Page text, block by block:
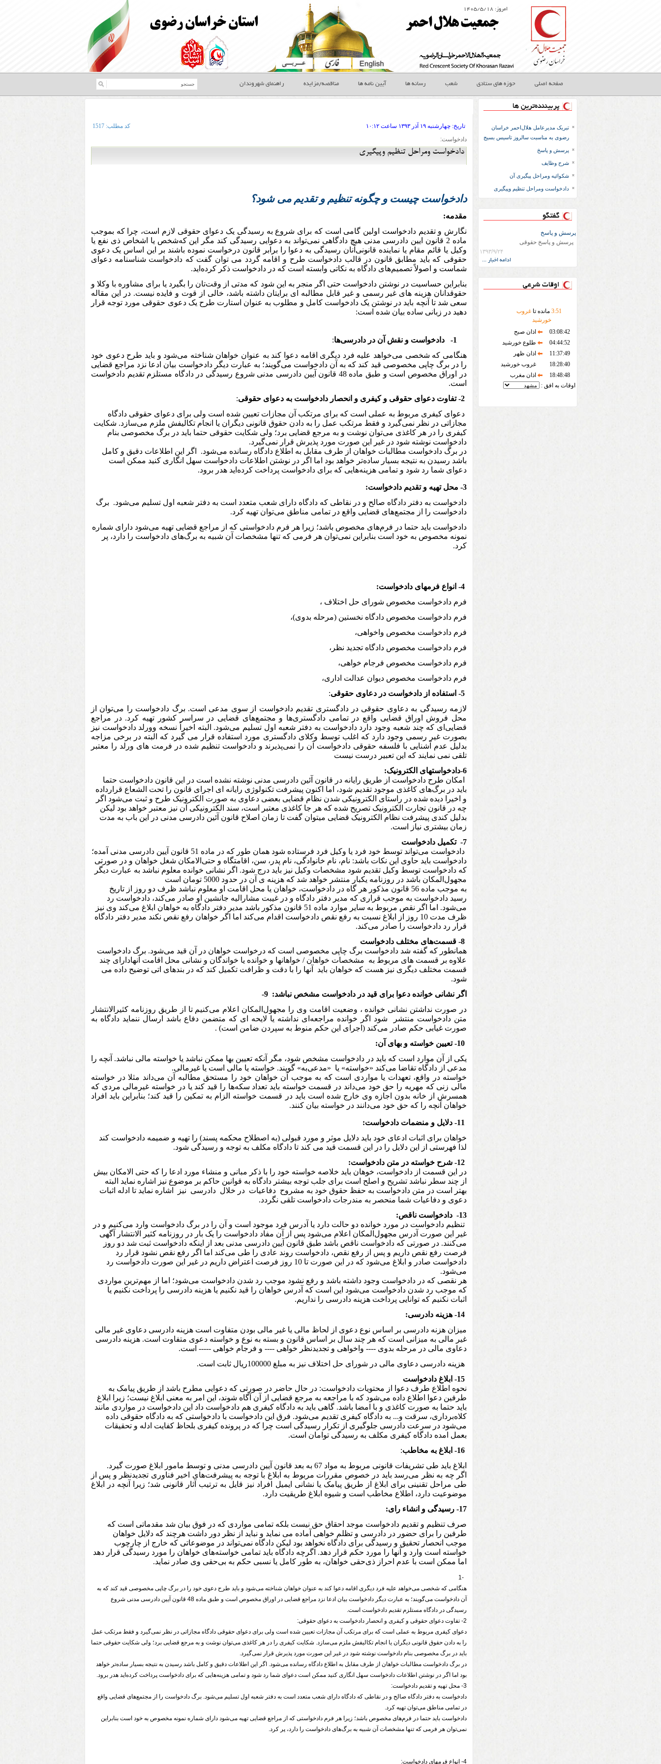
امروز: ۱۴۰۵/۵/۱۸
صفحه اصلی حوزه های ستادی شعب رسانه ها آیین نامه ها مناقصه/مزایده راهنمای شهروندان
پربیننده‌ترین ها
تبریک مدیرعامل هلال‌احمر خراسان
رضوی به مناسبت سالروز تاسیس بسیج
پرسش و پاسخ
شرح وظایف
شکوائیه ومراحل پیگیری آن
دادخواست ومراحل تنظیم وپیگیری
گفتگو
پرسش و پاسخ
پرسش و پاسخ حقوقی
۱۳۹۳/۹/۲۴
ادامه اخبار ...
اوقات شرعی
3:51 مانده تاغروب
خورشید
03:08:42
اذان صبح
04:44:52
طلوع خورشید
11:37:49
اذان ظهر
18:28:40
غروب خورشید
18:48:48
اذان مغرب
اوقات به افق :
تاريخ: ۱۳۹۳ چهارشنبه ۱۹ آذر ساعت ۱۰:۱۲ کد مطلب: 1517
دادخواست:
دادخواست ومراحل تنظیم وپیگیری
دادخواست چیست و چگونه تنظیم و تقدیم می شود؟
مقدمه:
نگارش و تقدیم دادخواست اولین گامی است که برای شروع به رسیدگی یک دعوای حقوقی لازم است، چرا که بموجب
ماده 2 قانون ایین دادرسی مدنی هیچ دادگاهی نمی‌تواند به دعوایی رسیدگی کند مگر این که‌شخص یا اشخاص ذی نفع یا
وکیل یا قائم مقام یا نماینده قانونی‌آنان رسیدگی به دعوا را برابر قانون درخواست نموده باشند بر این اساس یک دعوی
حقوقی که باید مطابق قانون در قالب دادخواست طرح و اقامه گردد می توان گفت که دادخواست شناسنامه دعوای
شماست و اصولاً تصمیم‌های دادگاه به نکاتی وابسته است که در دادخواست ذکر کرده‌اید.
بنابراین حساسیت در نوشتن دادخواست حتی اگر منجر به این شود که مدتی از وقت‌‌تان را بگیرد یا برای مشاوره با وکلا و
حقوقدانان هزینه های غیر رسمی و غیر قابل مطالبه ای برایتان داشته باشد، خالی از قوت و فایده نیست. در این مقاله
سعی شد تا آنچه باید در نوشتن یک دادخواست کامل و مطلوب به عنوان استارت طرح یک دعوی حقوقی مورد توجه قرار
دهید در زبانی ساده بیان شده است:
-1 دادخواست و نقش آن در دادرسی‌ها:
هنگامی که شخصی می‌خواهد علیه فرد دیگری اقامه دعوا کند به عنوان خواهان شناخته می‌شود و باید طرح دعوی خود
را در برگ چاپی مخصوصی قید کند که به آن دادخواست می‌گویند؛ به عبارت دیگر دادخواست بیان ادعا نزد مراجع قضایی
در اوراق مخصوص است و طبق ماده 48 قانون آیین دادرسی مدنی شروع رسیدگی در دادگاه مستلزم تقدیم دادخواست
است.
و انحصار دادخواست به دعوای حقوقی:
دعوای کیفری مربوط به عملی است که برای مرتکب آن مجازات تعیین شده است ولی برای دعوای حقوقی دادگاه
مجازاتی در نظر نمی‌گیرد و فقط مرتکب عمل را به دادن حقوق قانونی دیگران یا انجام تکالیفش ملزم می‌سازد. شکایت
کیفری را در هر کاغذی می‌توان نوشت و به مرجع قضایی برد؛ ولی شکایت حقوقی حتما باید در برگ مخصوصی بنام
دادخواست نوشته شود در غیر این صورت مورد پذیرش قرار نمی‌گیرد.
در برگ دادخواست مطالبات خواهان از طرف مقابل به اطلاع دادگاه رسانده می‌شود.
اگر این اطلاعات دقیق و کامل
باشد رسیدن به نتیجه بسیار ساده‌تر خواهد بود اما اگر در نوشتن اطلاعات دادخواست سهل انگاری کنید ممکن است
دعوای شما رد شود و تمامی هزینه‌هایی که برای دادخواست پرداخت کرده‌اید هدر برود.
3- محل تهیه و تقدیم دادخواست:
دادخواست به دفتر دادگاه صالح و در نقاطی که دادگاه دارای شعب متعدد است به دفتر شعبه اول تسلیم می‌شود. برگ
دادخواست را از مجتمع‌های قضایی واقع در تمامی مناطق می‌توان تهیه کرد.
دادخواست باید حتما در فرم‌های مخصوص باشد؛ زیرا هر فرم دادخواستی که از مراجع قضایی تهیه می‌شود دارای شماره
نمونه مخصوص به خود است بنابراین نمی‌توان هر فرمی که تنها مشخصات آن شبیه به برگ‌های دادخواست را دارد، پر
کرد.
4- انواع فرمهای دادخواست:
فرم دادخواست مخصوص شورای حل اختلاف ،
فرم دادخواست مخصوص دادگاه نخستین (مرحله بدوی)،
فرم دادخواست مخصوص واخواهی،
فرم دادخواست مخصوص دادگاه تجدید نظر،
فرم دادخواست مخصوص فرجام خواهی،
فرم دادخواست مخصوص دیوان عدالت اداری،
5- استفاده از دادخواست در دعاوی حقوقی
:
لازمه رسیدگی به دعاوی حقوقی در دادگستری تقدیم دادخواست از سوی مدعی است. برگ دادخواست را می‌توان از
محل فروش اوراق قضایی واقع در تمامی دادگستری‌ها و مجتمع‌های قضایی در سراسر کشور تهیه کرد. در مراجع
قضایی‌ای که چند شعبه وجود دارد دادخواست به دفتر شعبه اول تسلیم می‌شود. البته اخیراً نسخه وورلد دادخواست نیز
بصورت غیر رسمی وجود دارد که اغلب توسط وکلای دادگستری مورد استفاده قرار می گیرد که البته در برخی مزاجه
بدلیل عدم آشنایی با فلسفه حقوقی دادخواست آن را نمی‌پذیرند و دادخواست تنظیم شده در فرمت های ورلد را معتبر
تلقی نمی نمایند که این تعبیر درست نیست
6-دادخواستهای الکترونیک:
امکان طرح دادخواست از طریق رایانه در قانون آئین دادرسی مدنی نوشته نشده است در این قانون دادخواست حتما
باید در برگ‌های کاغذی موجود تقدیم شود، اما اکنون پیشرفت تکنولوژی رایانه ای اجرای قانون را تحت الشعاع قرارداده
و اخیرا دیده شده در راستای الکترونیکی ‌شدن نظام قضایی بعضی دعاوی به صورت الکترونیک طرح و ثبت می‌شود اگر
چه در قانون تجارت الکترونیک تصریح شده که هر جا کاغذی معتبر است، سند الکترونیکی آن نیز معتبر خواهد بود لیکن
بدلیل کندی پیشرفت نظام الکترونیک قضایی میتوان گفت تا زمان اصلاح قانون آئین دادرسی مدنی در این باب به مدت
زمان بیشتری نیاز است.
7- تکمیل دادخواست
دادخواست می‌تواند توسط خود فرد یا وکیل فرد فرستاده شود همان طور که در ماده 51 قانون آیین دادرسی مدنی آمده؛
دادخواست باید حاوی این نکات باشد: نام، نام خانوادگی، نام پدر، سن، اقامتگاه و حتی‌الامکان شغل خواهان و در صورتی
که دادخواست توسط وکیل تقدیم شود مشخصات وکیل نیز باید درج شود. اگر نشانی خوانده معلوم نباشد به عبارت دیگر
مجهول‌المکان باشد در روزنامه یکبار منتشر خواهد شد که هزینه ی آن در حدود 5000 تومان است
به موجب ماده 56 قانون مذکور هر گاه در دادخواست، خواهان یا محل اقامت او معلوم نباشد ظرف دو روز از تاریخ
رسید دادخواست به موجب قراری که مدیر دفتر دادگاه و در غیبت مشارالیه جانشین او صادر می‌کند، دادخواست رد
می‌شود. اما اگر نقص مربوط به سایر موارد ماده 51 قانون مذکور باشد مدیر دفتر دادگاه به خواهان ابلاغ می‌کند وی نیز
ظرف مدت 10 روز از ابلاغ نسبت به رفع نقص دادخواست اقدام می‌کند اما اگر خواهان رفع نقص نکند مدیر دفتر دادگاه
قرار رد دادخواست را صادر می‌کند.
8- قسمت‌های مختلف دادخواست
همانطور که گفته شد دادخواست برگ چاپی مخصوصی است که درخواست خواهان در آن قید می‌شود. برگ دادخواست
علاوه بر قسمت های مربوط به مشخصات خواهان / خواهانها و خوانده یا خواندگان و نشانی محل اقامت آنهادارای چند
قسمت مختلف دیگری نیز هست که خواهان باید آنها را با دقت و ظرافت تکمیل کند که در بندهای اتی توضیح داده می
شود.
اگر نشانی خوانده دعوا برای قید در دادخواست مشخص نباشد: 9-
در صورت نداشتن نشانی خوانده ، وضعیت اقامت وی را مجهول‌المکان اعلام می‌کنیم تا از طریق روزنامه کثیرالانتشار
متن دادخواست منتشر شود اگر خوانده مراجعه‌ای نداشته یا لایحه ای که متضمن دفاع باشد ارسال ننماید دادگاه به
صورت غیابی حکم صادر می‌کند (اجرای این حکم منوط به سپردن ضامن است) .
10- تعیین خواسته و بهای آن:
یکی از آن موارد است که باید در دادخواست مشخص شود، مگر آنکه تعیین بها ممکن نباشد یا خواسته مالی نباشد. آنچه را
مدعی از دادگاه تقاضا می‌کند «خواسته» یا «مدعی‌به» گویند. خواسته یا مالی است یا غیرمالی.
خواسته در واقع، تعهدات یا مواردی است که به موجب آن خواهان خود را مستحق مطالبه آن می‌داند مثلا در خواسته
مالی زنی که مهریه را حق خود می‌داند در قسمت خواسته باید تعداد سکه‌ها را قید کند یا در خواسته غیر‌مالی مردی که
همسرش از خانه بدون اجازه وی خارج شده است باید در قسمت خواسته الزام به تمکین را قید کند؛ بنابراین باید افراد
خواهان آنچه را که حق خود می‌دانند در خواسته بیان کنند.
خواهان برای اثبات ادعای خود باید دلایل موثر و مورد قبولی (به اصطلاح محکمه پسند) را تهیه و ضمیمه دادخواست کند
لذا فهرستی از این دلایل را در این قسمت قید می کند تا دادگاه مکلف به توجه و رسیدگی شود.
12- شرح خواسته در متن دادخواست:
در این قسمت از دادخواست، خوهان باید خلاصه خواسته خود را با ذکر مبانی و منشاء مورد ادعا را که حتی الامکان بیش
از چند سطر نباشد تشریح و اصلح است برای جلب توجه بیشتر دادگاه به قوانین حاکم بر موضوع نیز اشاره نماید البته
بهتر است در متن دادخواست به حفظ حقوق خود به مشروح دفاعیات در خلال دادرسی نیز اشاره نماید تا ادله اثبات
دعوی و دفاعیات شما منحصر به مندرجات دادخواست تلقی نگردد.
13-
دادخواست ناقص:
تنظیم دادخواست در مورد خوانده دو حالت دارد یا آدرس فرد موجود است و آن را در برگ دادخواست وارد می‌کنیم و در
غیر این صورت آدرس مجهول‌المکان اعلام می‌شود پس از آن مفاد دادخواست را یک بار در روزنامه کثیر الانتشار آگهی
‌می‌کنند. در صورتی که دادخواست ناقص باشد طبق قانون آیین دادرسی مدنی بعد از اینکه دادخواست ثبت شد دو روز
فرصت رفع نقص داریم و پس از رفع نقص، دادخواست روند عادی را طی می‌کند اما اگر رفع نقص نشود قرار رد
دادخواست صادر و ابلاغ می‌شود که در این صورت تا 10 روز فرصت اعتراض داریم در غیر این صورت دادخواست رد
می‌شود.
هر نقصی که در دادخواست وجود داشته باشد و رفع نشود موجب رد شدن دادخواست می‌شود؛ اما از مهم‌ترین مواردی
که موجب رد شدن دادخواست می‌شود این است که آدرس خواهان را قید نکنیم یا هزینه دادرسی را پرداخت نکنیم یا
اثبات نکنیم که توانایی پرداخت هزینه دادرسی را نداریم.
14- هزینه دادرسی:
میزان هزنه دادرسی بر اساس نوع دعوی از لحاظ مالی یا غیر مالی بودن متفاوت است هزینه دادرسی دعاوی غیر مالی
غیر مالی به میزانی است که هر چند سال بر اساس قانون و بسته به نوع و خواسته دعوی متفاوت است. هزینه دادرسی
دعاوی مالی در مرحله بدوی ---- واخواهی و تجدیدنظر خواهی ---- و فرجام خواهی ----- است.
هزینه دادرسی دعاوی مالی در شورای حل اختلاف نیز به مبلغ 100000ریال ثابت است.
15- ابلاغ دادخواست
نحوه‌ اطلاع طرف دعوا از محتویات دادخواست: در حال حاضر در صورتی که دعوایی مطرح باشد از طریق پیامک به
طرفین دعوا اطلاع داده می‌شود که با مراجعه به مرجع قضایی از آن آگاه شوند، این امر به معنی ابلاغ نیست؛ زیرا ابلاغ
باید حتما به صورت کاغذی و با امضا باشد. گاهی باید به دادگاه کیفری هم دادخواست داد این دادخواست در مواردی مانند
کلاه‌برداری، سرقت و... به دادگاه کیفری تقدیم می‌شود. فرق این دادخواست با دادخواستی که به دادگاه حقوقی داده
می‌شود در سرعت دادرسی جلوگیری از تکرار رسیدگی است چرا که در پرونده کیفری بلحاظ کفایت ادله و تحقیقات
بعمل امده دادگاه کیفری مکلف به رسیدگی توامان است.
16- ابلاغ به مخاطب
:
ابلاغ باید طی تشریفات قانونی مربوط به مواد 67 به بعد قانون آیین دادرسی مدنی و توسط مامور ابلاغ صورت گیرد.
اگر چه به نظر می‌رسد باید در خصوص مقررات مربوط به ابلاغ با توجه به پیشرفت‌های اخیر فناوری تجدیدنظر و پس از
طی مراحل تقنینی برای ابلاغ از طریق پیامک یا نشانی ایمیل افراد نیز قایل به ترتیب آثار قانونی شد؛ زیرا آنچه در ابلاغ
موضوعیت دارد، اطلاع مخاطب است و شیوه ابلاغ طریقیت دارد.
17- رسیدگی و انشاء رای:
صرف تنظیم و تقدیم دادخواست موجد احقاق حق نیست بلکه تمامی مواردی که در فوق بیان شد مقدماتی است که
طرفین را برای حضور در دادرسی و تظلم خواهی آماده می نماید و نباید از نظر دور داشت هرچند که دلایل خواهان
موجب انحصار تحقیق و رسیدگی برای دادگاه نخواهد بود لیکن دادگاه نمی‌تواند در موضوعاتی که خارج از چارچوب
خواسته است وارد و آنها را مورد حکم قرار دهد. اگرچه دادگاه باید تمامی خواسته‌های خواهان را مورد رسیدگی قرار دهد
اما ممکن است با عدم احراز ذی‌حقی خواهان، به طور کامل یا نسبی حکم به بی‌حقی وی صادر نماید.
-1
هنگامی که شخصی می‌خواهد علیه فرد دیگری اقامه دعوا کند به عنوان خواهان شناخته می‌شود و باید طرح دعوی خود را در برگ چاپی مخصوصی قید کند که به
آن دادخواست می‌گویند؛ به عبارت دیگر دادخواست بیان ادعا نزد مراجع قضایی در اوراق مخصوص است و طبق ماده 48 قانون آیین دادرسی مدنی شروع
رسیدگی در دادگاه مستلزم تقدیم دادخواست است.
2- تفاوت دعوای حقوقی و کیفری و انحصار دادخواست به دعوای حقوقی:
دعوای کیفری مربوط به عملی است که برای مرتکب آن مجازات تعیین شده است ولی برای دعوای حقوقی دادگاه مجازاتی در نظر نمی‌گیرد و فقط مرتکب عمل
را به دادن حقوق قانونی دیگران یا انجام تکالیفش ملزم می‌سازد. شکایت کیفری را در هر کاغذی می‌توان نوشت و به مرجع قضایی برد؛ ولی شکایت حقوقی حتما
باید در برگ مخصوصی بنام دادخواست نوشته شود در غیر این صورت مورد پذیرش قرار نمی‌گیرد.
در برگ دادخواست مطالبات خواهان از طرف مقابل به اطلاع دادگاه رسانده می‌شود. اگر این اطلاعات دقیق و کامل باشد رسیدن به نتیجه بسیار ساده‌تر خواهد
بود اما اگر در نوشتن اطلاعات دادخواست سهل انگاری کنید ممکن است دعوای شما رد شود و تمامی هزینه‌هایی که برای دادخواست پرداخت کرده‌اید هدر برود.
3- محل تهیه و تقدیم دادخواست:
دادخواست به دفتر دادگاه صالح و در نقاطی که دادگاه دارای شعب متعدد است به دفتر شعبه اول تسلیم می‌شود. برگ دادخواست را از مجتمع‌های قضایی واقع
در تمامی مناطق می‌توان تهیه کرد.
دادخواست باید حتما در فرم‌های مخصوص باشد؛ زیرا هر فرم دادخواستی که از مراجع قضایی تهیه می‌شود دارای شماره نمونه مخصوص به خود است بنابراین
نمی‌توان هر فرمی که تنها مشخصات آن شبیه به برگ‌های دادخواست را دارد، پر کرد.
4- انواع فرمهای دادخواست: